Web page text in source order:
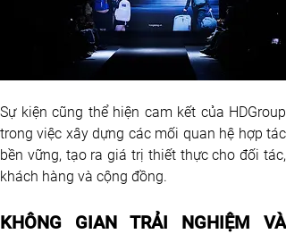
Sự kiện cũng thể hiện cam kết của HDGroup
trong việc xây dựng các mối quan hệ hợp tác
bền vững, tạo ra giá trị thiết thực cho đối tác,
khách hàng và cộng đồng.
KHÔNG GIAN TRẢI NGHIỆM VÀ